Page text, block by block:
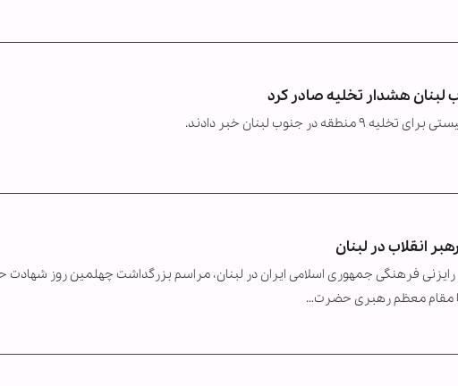
جنوب لبنان خبر دادند.
انقلاب در لبنان
فرهنگی جمهوری اسلامی ایران در لبنان، مراسم بزرگداشت چهلمین روز
مقام معظم رهبری حضرت…